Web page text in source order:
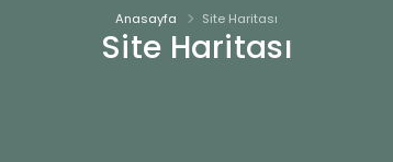
Site Haritası
Anasayfa Site Haritası